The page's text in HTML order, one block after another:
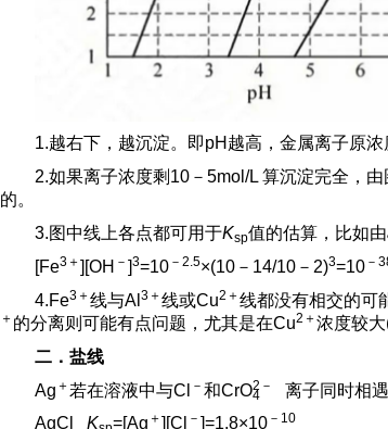
1.越右下，越沉淀。即pH越高，金属离子原
2.如果离子浓度剩10－5mol/L 算沉淀完全，
的。
3.图中线上各点都可用于Ksp值的估算，比如由
[Fe3＋][OH － ]3=10 －2.5×(10－14/10－2)3=10 －
4.Fe3＋线与Al 3＋线或Cu2＋线都没有相交的可
＋ 的分离则可能有点问题，尤其是在Cu2＋浓度较
二．盐线
Ag ＋ 若在溶液中与Cl － 和CrO4
2 －
离子同时相
AgCl K =[Ag ＋][Cl － ]=1.8×10 －10